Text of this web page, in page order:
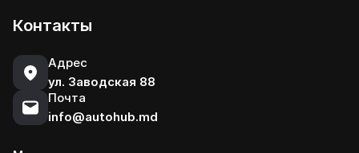
Контакты
Адрес
ул. Заводская 88
Почта
info@autohub.md